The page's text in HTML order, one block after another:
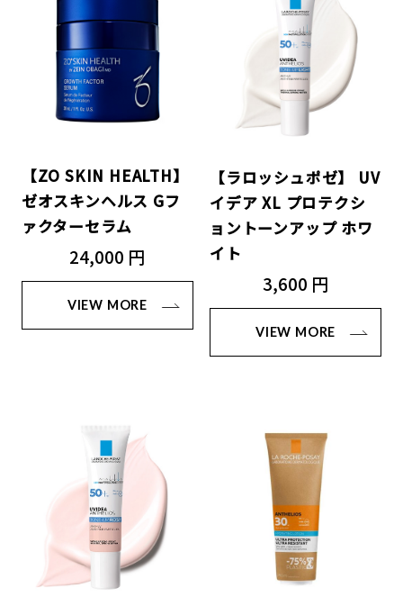
【ZO SKIN HEALTH】
ゼオスキンヘルス Gフ
ァクターセラム
24,000 円
VIEW MORE
【ラロッシュポゼ】 UV
イデア XL プロテクシ
ョントーンアップ ホワ
イト
3,600 円
VIEW MORE